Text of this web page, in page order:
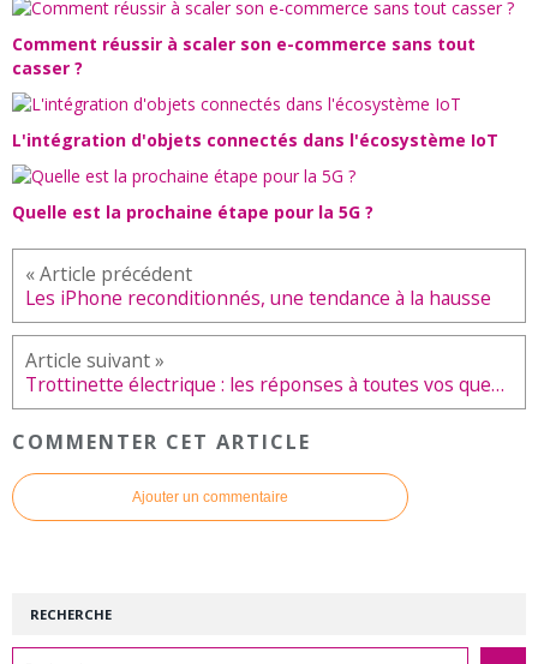
Comment réussir à scaler son e-commerce sans tout
casser ?
L'intégration d'objets connectés dans l'écosystème IoT
Quelle est la prochaine étape pour la 5G ?
Les iPhone reconditionnés, une tendance à la hausse
Trottinette électrique : les réponses à toutes vos questions
COMMENTER CET ARTICLE
Ajouter un commentaire
RECHERCHE